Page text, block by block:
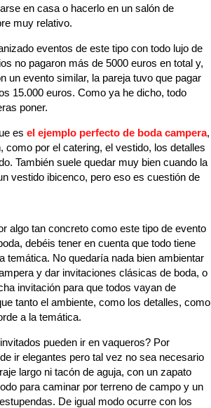
en casa o hacerlo en un salón de
muy relativo.
eventos de este tipo con todo lujo de
no pagaron más de 5000 euros en total y,
un evento similar, la pareja tuvo que pagar
15.000 euros. Como ya he dicho, todo
poner.
es el ejemplo perfecto de boda campera,
como por el catering, el vestido, los detalles
También suele quedar muy bien cuando la
vestido ibicenco, pero eso es cuestión de
algo tan concreto como este tipo de evento
debéis tener en cuenta que todo tiene
temática. No quedaría nada bien ambientar
y dar invitaciones clásicas de boda, o
invitación para que todos vayan de
tanto el ambiente, como los detalles, como
a la temática.
pueden ir en vaqueros? Por
ir elegantes pero tal vez no sea necesario
largo ni tacón de aguja, con un zapato
para caminar por terreno de campo y un
De igual modo ocurre con los